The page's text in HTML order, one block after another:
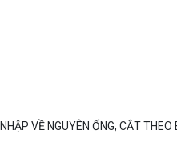
VỀ NGUYÊN ỐNG, CẮT